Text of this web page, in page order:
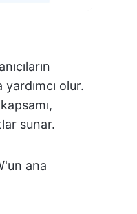
olur.
sunar.
ana